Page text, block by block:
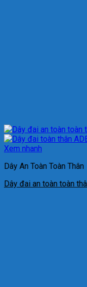
Xem nhanh
Dây An Toàn Toàn Thân
Dây đai an toàn toàn